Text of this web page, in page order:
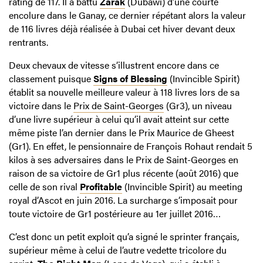
encolure dans le Ganay, ce dernier répétant alors la valeur
de 116 livres déjà réalisée à Dubai cet hiver devant deux
rentrants.
Deux chevaux de vitesse s’illustrent encore dans ce
classement puisqueSigns of Blessing (Invincible Spirit)
établit sa nouvelle meilleure valeur à 118 livres lors de sa
victoire dans le Prix de Saint-Georges (Gr3), un niveau
d’une livre supérieur à celui qu’il avait atteint sur cette
même piste l’an dernier dans le Prix Maurice de Gheest
(Gr1). En effet, le pensionnaire de François Rohaut rendait 5
kilos à ses adversaires dans le Prix de Saint-Georges en
raison de sa victoire de Gr1 plus récente (août 2016) que
celle de son rival Profitable (Invincible Spirit) au meeting
royal d’Ascot en juin 2016. La surcharge s’imposait pour
toute victoire de Gr1 postérieure au 1er juillet 2016…
C’est donc un petit exploit qu’a signé le sprinter français,
supérieur même à celui de l’autre vedette tricolore du